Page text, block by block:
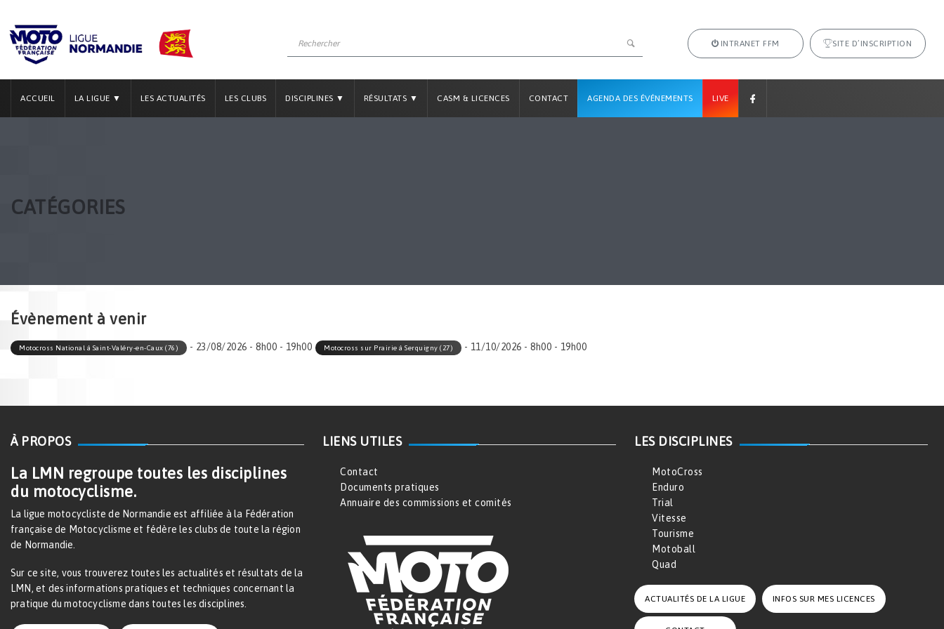
INTRANET FFM SITE D’INSCRIPTION
ACCUEIL LA LIGUE ▼ LES ACTUALITÉS LES CLUBS DISCIPLINES ▼ RÉSULTATS ▼ CASM & LICENCES CONTACT AGENDA DES ÉVÉNEMENTS LIVE
CATÉGORIES
Évènement à venir
Motocross National à Saint-Valéry-en-Caux (76) - 23/08/2026 - 8h00 - 19h00 Motocross sur Prairie à Serquigny (27) - 11/10/2026 - 8h00 - 19h00
À PROPOS
La LMN regroupe toutes les disciplines
du motocyclisme.
La ligue motocycliste de Normandie est affiliée à la Fédération
française de Motocyclisme et fédère les clubs de toute la région
de Normandie.
Sur ce site, vous trouverez toutes les actualités et résultats de la
LMN, et des informations pratiques et techniques concernant la
pratique du motocyclisme dans toutes les disciplines.
LIENS UTILES
Contact
Documents pratiques
Annuaire des commissions et comités
LES DISCIPLINES
MotoCross
Enduro
Trial
Vitesse
Tourisme
Motoball
Quad
ACTUALITÉS DE LA LIGUE INFOS SUR MES LICENCES